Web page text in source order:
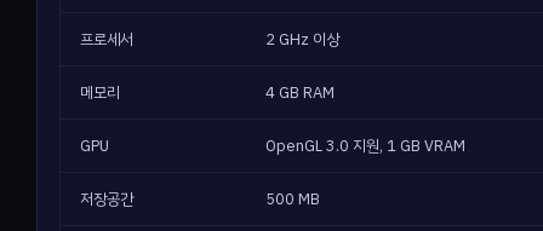
프로세서 2 GHz 이상
메모리 4 GB RAM
GPU OpenGL 3.0 지원, 1 GB VRAM
저장공간 500 MB